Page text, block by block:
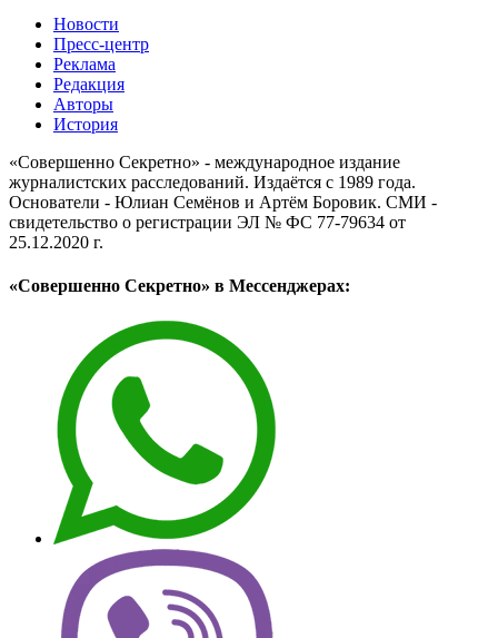
Новости
Пресс-центр
Реклама
Редакция
Авторы
История
«Совершенно Секретно» - международное издание
журналистских расследований. Издаётся с 1989 года.
Основатели - Юлиан Семёнов и Артём Боровик. CМИ -
свидетельство о регистрации ЭЛ № ФС 77-79634 от
25.12.2020 г.
«Совершенно Секретно» в Мессенджерах: